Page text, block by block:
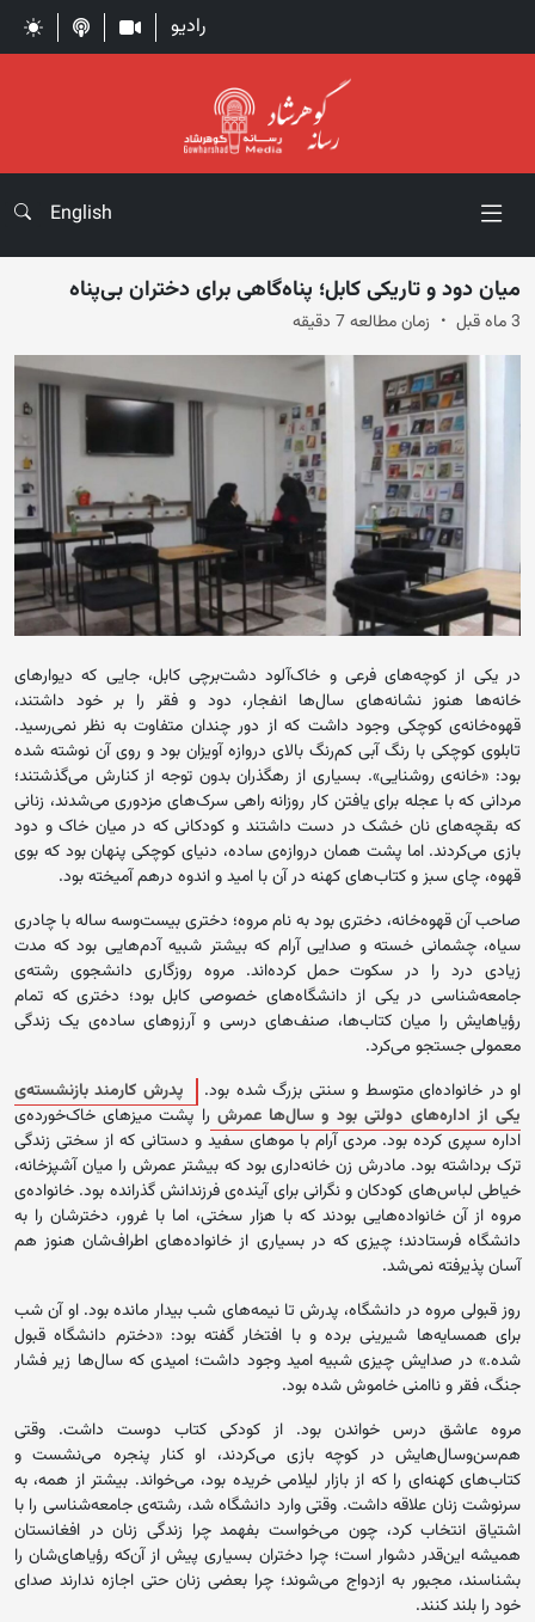
رادیو
English
میان دود و تاریکی کابل؛ پناه‌گاهی برای دختران بی‌پناه
3 ماه قبل زمان مطالعه 7 دقیقه
در یکی از کوچه‌های فرعی و خاک‌آلود دشت‌برچی کابل، جایی که دیوارهای
خانه‌ها هنوز نشانه‌های سال‌ها انفجار، دود و فقر را بر خود داشتند،
قهوه‌خانه‌ی کوچکی وجود داشت که از دور چندان متفاوت به نظر نمی‌رسید.
تابلوی کوچکی با رنگ آبی کم‌رنگ بالای دروازه آویزان بود و روی آن نوشته شده
بود: «خانه‌ی روشنایی». بسیاری از رهگذران بدون توجه از کنارش می‌گذشتند؛
مردانی که با عجله برای یافتن کار روزانه راهی سرک‌های مزدوری می‌شدند، زنانی
که بقچه‌های نان خشک در دست داشتند و کودکانی که در میان خاک و دود
بازی می‌کردند. اما پشت همان دروازه‌ی ساده، دنیای کوچکی پنهان بود که بوی
قهوه، چای سبز و کتاب‌های کهنه در آن با امید و اندوه درهم آمیخته بود.
صاحب آن قهوه‌خانه، دختری بود به نام مروه؛ دختری بیست‌وسه ساله با چادری
سیاه، چشمانی خسته و صدایی آرام که بیشتر شبیه آدم‌هایی بود که مدت
زیادی درد را در سکوت حمل کرده‌اند. مروه روزگاری دانشجوی رشته‌ی
جامعه‌شناسی در یکی از دانشگاه‌های خصوصی کابل بود؛ دختری که تمام
رؤیاهایش را میان کتاب‌ها، صنف‌های درسی و آرزوهای ساده‌ی یک زندگی
معمولی جستجو می‌کرد.
او در خانواده‌ای متوسط و سنتی بزرگ شده بود.
پدرش کارمند بازنشسته‌ی
یکی از اداره‌های دولتی بود و سال‌ها عمرش را پشت میزهای خاک‌خورده‌ی
اداره سپری کرده بود. مردی آرام با موهای سفید و دستانی که از سختی زندگی
ترک برداشته بود. مادرش زن خانه‌داری بود که بیشتر عمرش را میان آشپزخانه،
خیاطی لباس‌های کودکان و نگرانی برای آینده‌ی فرزندانش گذرانده بود. خانواده‌ی
مروه از آن خانواده‌هایی بودند که با هزار سختی، اما با غرور، دخترشان را به
دانشگاه فرستادند؛ چیزی که در بسیاری از خانواده‌های اطراف‌شان هنوز هم
آسان پذیرفته نمی‌شد.
روز قبولی مروه در دانشگاه، پدرش تا نیمه‌های شب بیدار مانده بود. او آن شب
برای همسایه‌ها شیرینی برده و با افتخار گفته بود: «دخترم دانشگاه قبول
شده.» در صدایش چیزی شبیه امید وجود داشت؛ امیدی که سال‌ها زیر فشار
جنگ، فقر و ناامنی خاموش شده بود.
مروه عاشق درس خواندن بود. از کودکی کتاب دوست داشت. وقتی
هم‌سن‌وسال‌هایش در کوچه بازی می‌کردند، او کنار پنجره می‌نشست و
کتاب‌های کهنه‌ای را که از بازار لیلامی خریده بود، می‌خواند. بیشتر از همه، به
سرنوشت زنان علاقه داشت. وقتی وارد دانشگاه شد، رشته‌ی جامعه‌شناسی را با
اشتیاق انتخاب کرد، چون می‌خواست بفهمد چرا زندگی زنان در افغانستان
همیشه این‌قدر دشوار است؛ چرا دختران بسیاری پیش از آن‌که رؤیاهای‌شان را
بشناسند، مجبور به ازدواج می‌شوند؛ چرا بعضی زنان حتی اجازه ندارند صدای
خود را بلند کنند.